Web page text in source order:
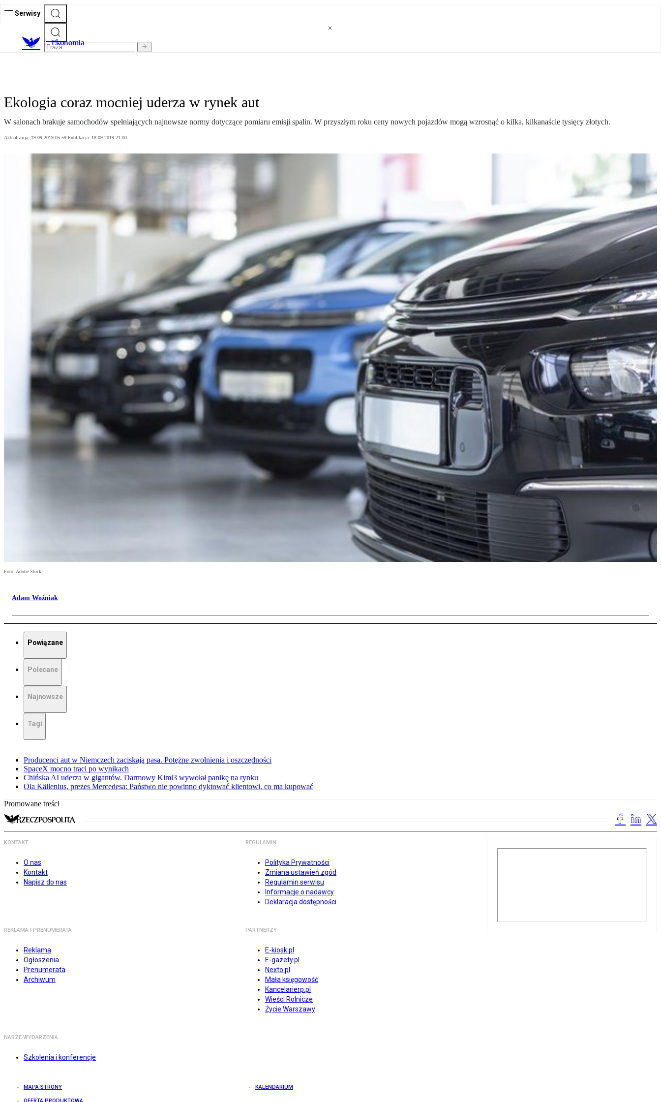
Serwisy
Ekonomia
Ekologia coraz mocniej uderza w rynek aut
W salonach brakuje samochodów spełniających najnowsze normy dotyczące pomiaru emisji spalin. W przyszłym roku ceny nowych pojazdów mogą wzrosnąć o kilka, kilkanaście tysięcy złotych.
Aktualizacja: 19.09.2019 05:59 Publikacja: 18.09.2019 21:00
Foto: Adobe Stock
Adam Woźniak
Powiązane
Polecane
Najnowsze
Tagi
Producenci aut w Niemczech zaciskają pasa. Potężne zwolnienia i oszczędności
SpaceX mocno traci po wynikach
Chińska AI uderza w gigantów. Darmowy Kimi3 wywołał panikę na rynku
Ola Källenius, prezes Mercedesa: Państwo nie powinno dyktować klientowi, co ma kupować
Promowane treści
KONTAKT
O nas
Kontakt
Napisz do nas
REGULAMIN
Polityka Prywatności
Zmiana ustawień zgód
Regulamin serwisu
Informacje o nadawcy
Deklaracja dostępności
REKLAMA I PRENUMERATA
Reklama
Ogłoszenia
Prenumerata
Archiwum
PARTNERZY
E-kiosk.pl
E-gazety.pl
Nexto.pl
Mała księgowość
Kancelarierp.pl
Wieści Rolnicze
Życie Warszawy
NASZE WYDARZENIA
Szkolenia i konferencje
MAPA STRONY KALENDARIUM